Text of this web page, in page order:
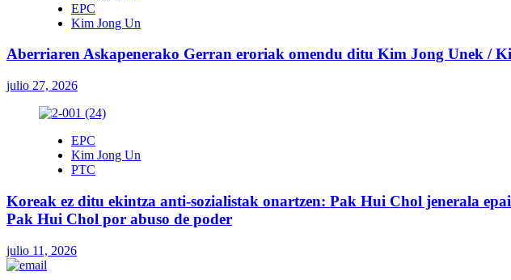
EPC
Kim Jong Un
Aberriaren Askapenerako Gerran eroriak omendu ditu Kim Jong Unek /
julio 27, 2026
EPC
Kim Jong Un
PTC
Koreak ez ditu ekintza anti-sozialistak onartzen: Pak Hui Chol jenerala
Pak Hui Chol por abuso de poder
julio 11, 2026